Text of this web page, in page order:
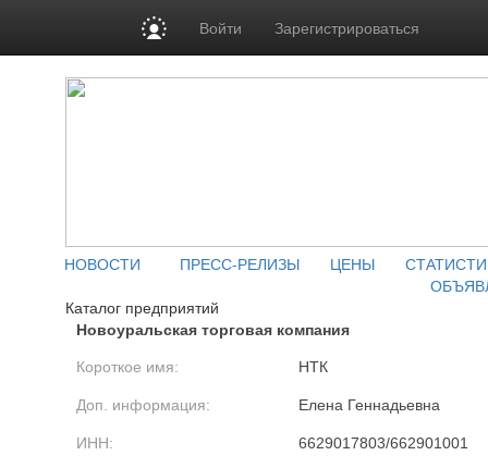
Войти Зарегистрироваться
НОВОСТИ ПРЕСС-РЕЛИЗЫ ЦЕНЫ
Каталог предприятий
Новоуральская торговая компания
Короткое имя: НТК
Доп. информация: Елена Геннадьевна
ИНН: 6629017803/662901001